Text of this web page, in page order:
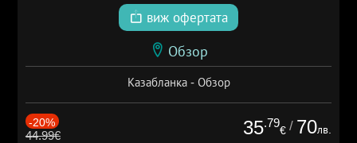
виж офертата
Обзор
Казабланка - Обзор
-20%
44.99€ 35.79
€ / 70лв.